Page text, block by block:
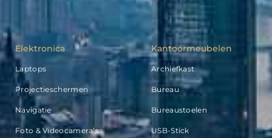
Elektronica
Laptops
Projectieschermen
Navigatie
Foto & Videocamera’s
Kantoormeubelen
Archiefkast
Bureau
Bureaustoelen
USB-Stick